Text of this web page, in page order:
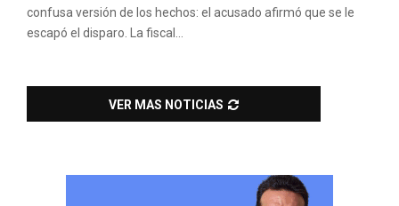
confusa versión de los hechos: el acusado afirmó que se le
escapó el disparo. La fiscal...
VER MAS NOTICIAS